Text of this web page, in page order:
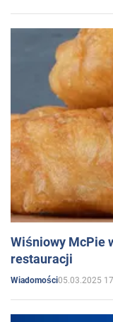
Wiśniowy McPie
restauracji
Wiadomości05.03.2025